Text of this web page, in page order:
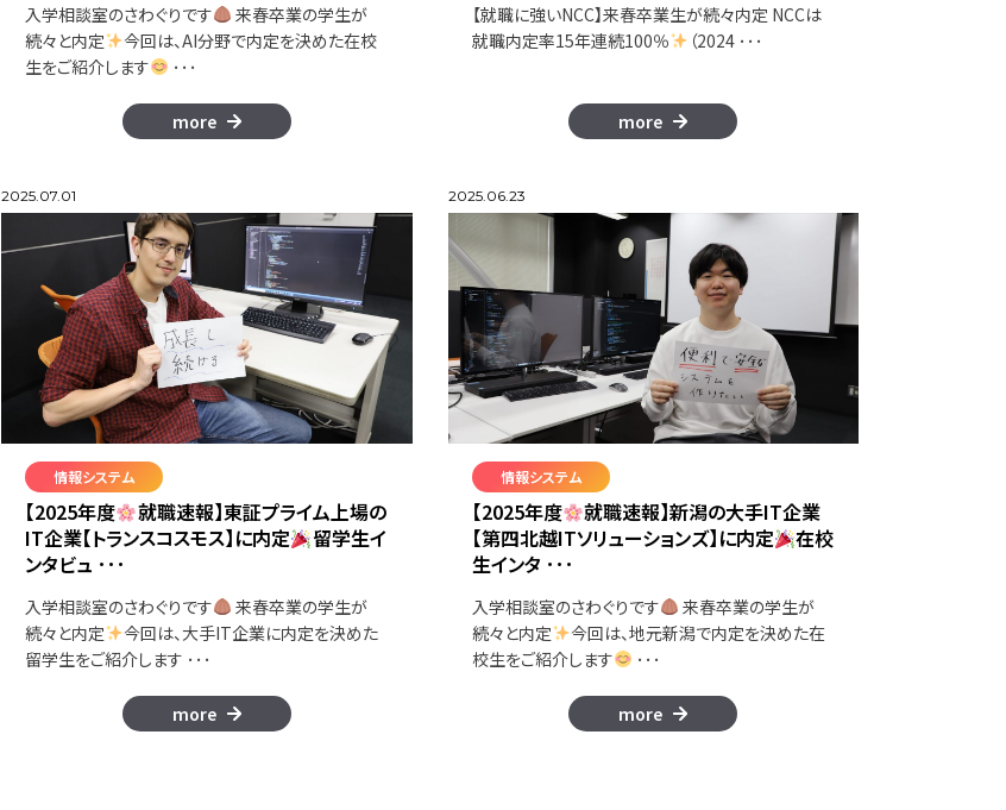
入学相談室のさわぐりです
来春卒業の学生が
続々と内定
今回は、AI分野で内定を決めた在校
生をご紹介します
･･･
more
【就職に強いNCC】来春卒業生が続々内定 NCCは
就職内定率15年連続100％
（2024 ･･･
more
2025.07.01
情報システム
【2025年度
就職速報】東証プライム上場の
IT企業【トランスコスモス】に内定
留学生イ
ンタビュ ･･･
入学相談室のさわぐりです
来春卒業の学生が
続々と内定
今回は、大手IT企業に内定を決めた
留学生をご紹介します ･･･
more
2025.06.23
情報システム
【2025年度
就職速報】新潟の大手IT企業
【第四北越ITソリューションズ】に内定
在校
生インタ ･･･
入学相談室のさわぐりです
来春卒業の学生が
続々と内定
今回は、地元新潟で内定を決めた在
校生をご紹介します
･･･
more